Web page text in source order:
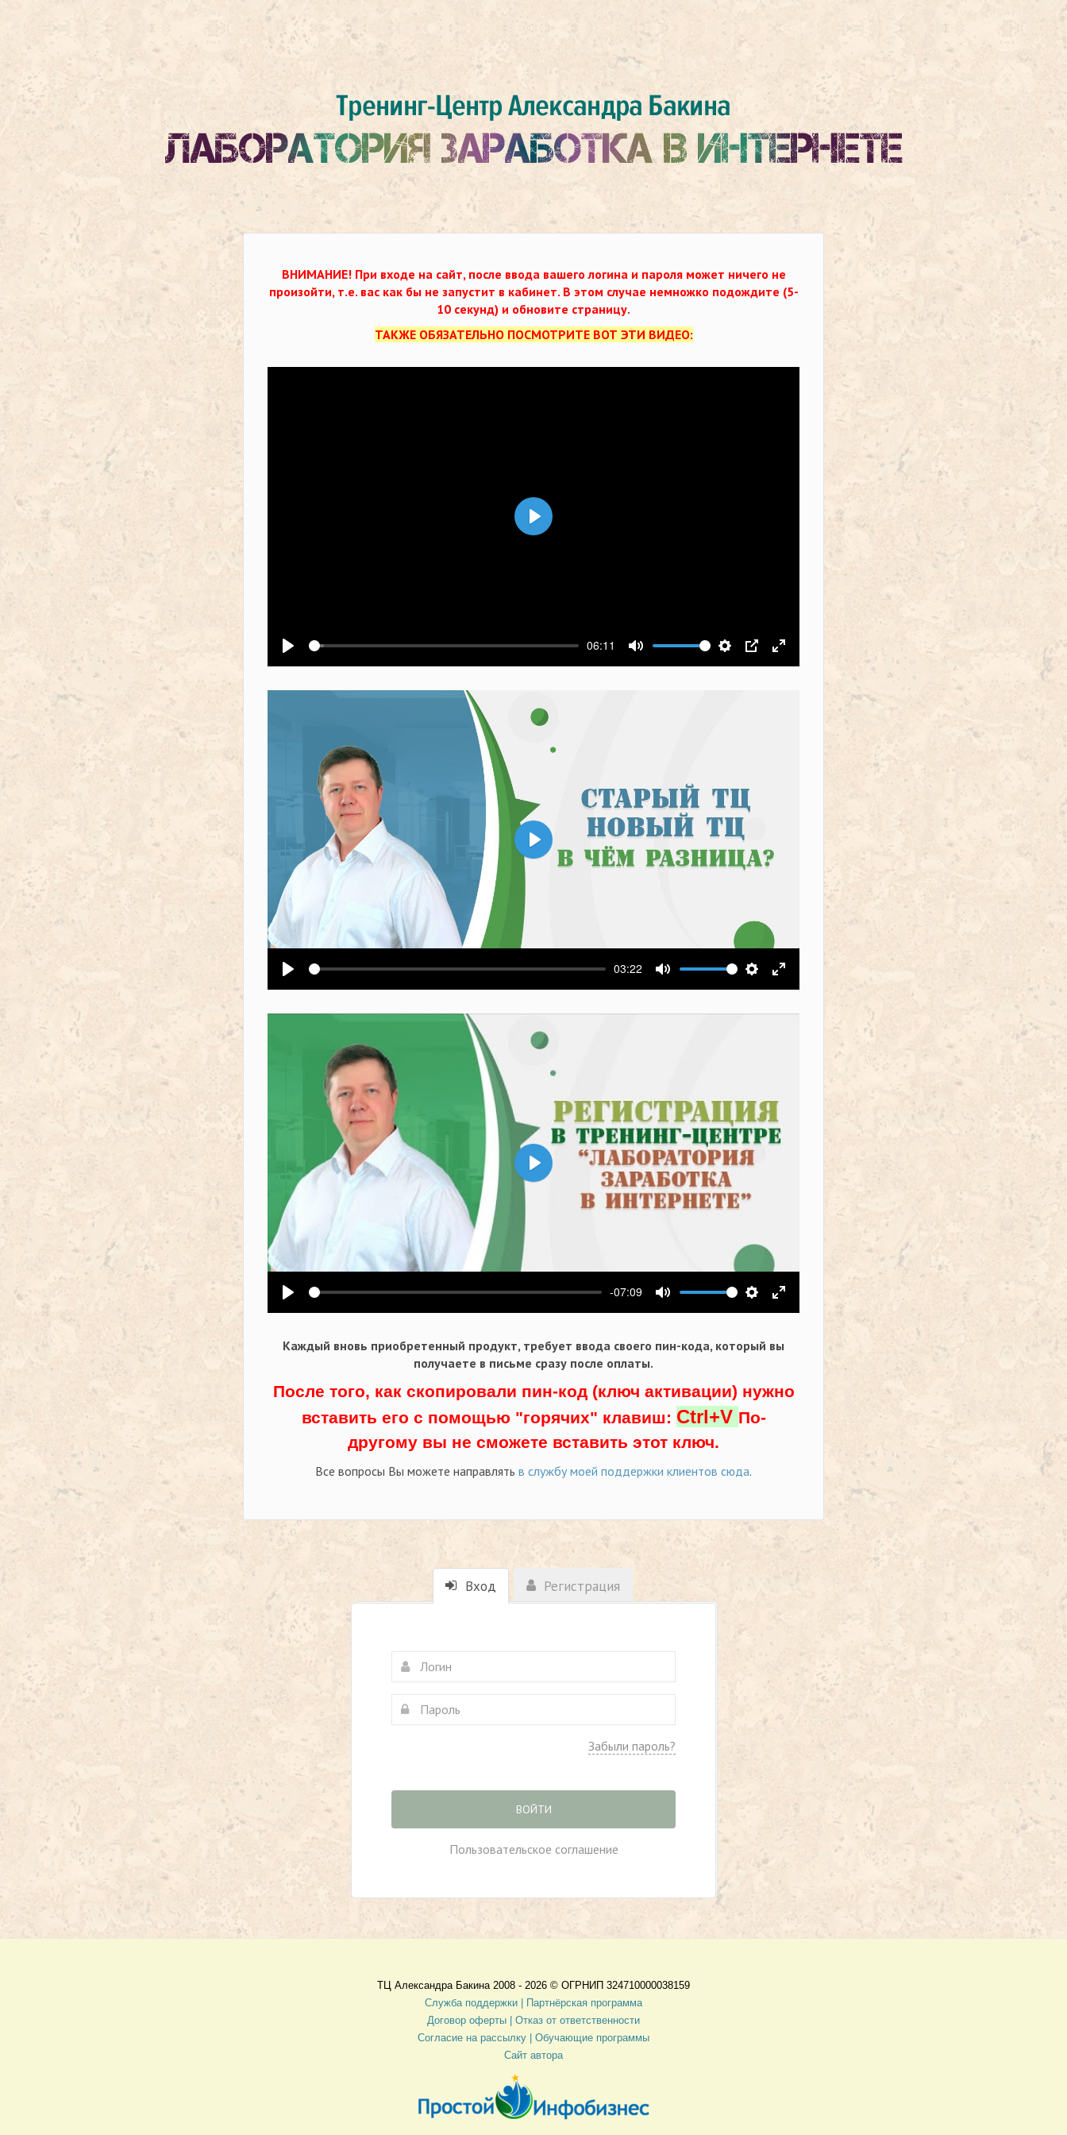
ВНИМАНИЕ! При входе на сайт, после ввода вашего логина и пароля может ничего не
произойти, т.е. вас как бы не запустит в кабинет. В этом случае немножко подождите (5-
10 секунд) и обновите страницу.
ТАКЖЕ ОБЯЗАТЕЛЬНО ПОСМОТРИТЕ ВОТ ЭТИ ВИДЕО:
Воспроизвести
06:11
Выключить звукНастройки
PIP На весь экран
Воспроизвести
Воспроизвести
03:22
Выключить звукНастройки
На весь экран
Воспроизвести
Воспроизвести
-07:09
Выключить звукНастройки
На весь экран
Воспроизвести
Каждый вновь приобретенный продукт, требует ввода своего пин-кода, который вы
получаете в письме сразу после оплаты.
После того, как скопировали пин-код (ключ активации) нужно
вставить его с помощью "горячих" клавиш: Ctrl+V По-
другому вы не сможете вставить этот ключ.
Все вопросы Вы можете направлять в службу моей поддержки клиентов сюда.
Вход Регистрация
Забыли пароль?
ВОЙТИ
Пользовательское соглашение
ТЦ Александра Бакина 2008 - 2026 © ОГРНИП 324710000038159
Служба поддержки |
Партнёрская программа
Договор оферты
| Отказ от ответственности
Согласие на рассылку | Обучающие программы
Сайт автора